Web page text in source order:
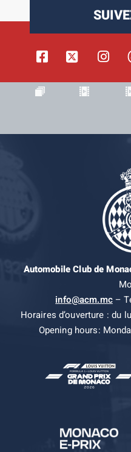
Automobile Club de
info@acm.mc–
Horaires d’ouverture : du
Opening hours: